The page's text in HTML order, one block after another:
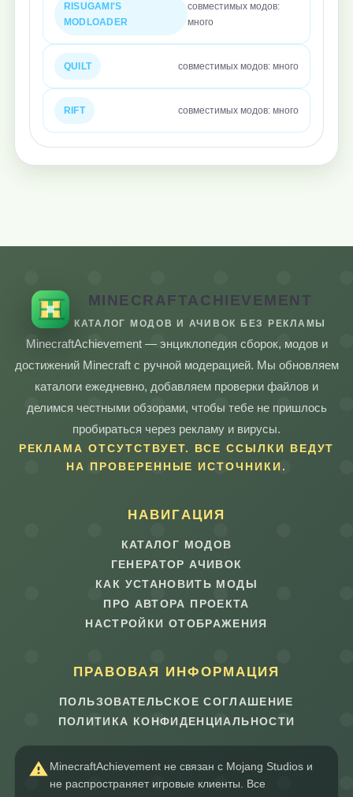
RISUGAMI'S
MODLOADER
совместимых модов:
много
QUILT совместимых модов: много
RIFT совместимых модов: много
MINECRAFTACHIEVEMENT
КАТАЛОГ МОДОВ И АЧИВОК БЕЗ РЕКЛАМЫ
MinecraftAchievement — энциклопедия сборок, модов и
достижений Minecraft с ручной модерацией. Мы обновляем
каталоги ежедневно, добавляем проверки файлов и
делимся честными обзорами, чтобы тебе не пришлось
пробираться через рекламу и вирусы.
РЕКЛАМА ОТСУТСТВУЕТ. ВСЕ ССЫЛКИ ВЕДУТ
НА ПРОВЕРЕННЫЕ ИСТОЧНИКИ.
НАВИГАЦИЯ
КАТАЛОГ МОДОВ
ГЕНЕРАТОР АЧИВОК
КАК УСТАНОВИТЬ МОДЫ
ПРО АВТОРА ПРОЕКТА
НАСТРОЙКИ ОТОБРАЖЕНИЯ
ПРАВОВАЯ ИНФОРМАЦИЯ
ПОЛЬЗОВАТЕЛЬСКОЕ СОГЛАШЕНИЕ
ПОЛИТИКА КОНФИДЕНЦИАЛЬНОСТИ
MinecraftAchievement не связан с Mojang Studios и
не распространяет игровые клиенты. Все